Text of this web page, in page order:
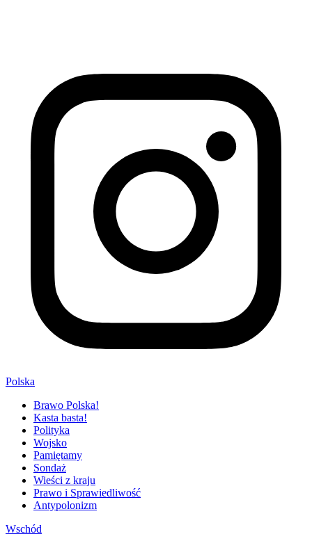
Polska
Brawo Polska!
Kasta basta!
Polityka
Wojsko
Pamiętamy
Sondaż
Wieści z kraju
Prawo i Sprawiedliwość
Antypolonizm
Wschód